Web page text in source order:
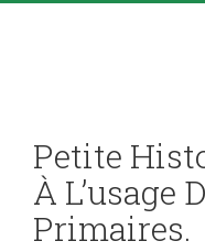
Petite
À L’usage
Primaires.